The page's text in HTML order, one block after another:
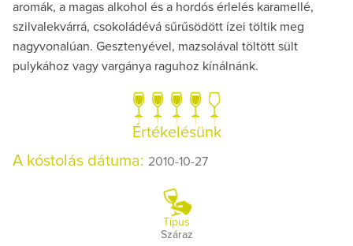
aromák, a magas alkohol és a hordós érlelés karamellé,
szilvalekvárrá, csokoládévá sűrűsödött ízei töltik meg
nagyvonalúan. Gesztenyével, mazsolával töltött sült
pulykához vagy vargánya raguhoz kínálnánk.
Értékelésünk
A kóstolás dátuma: 2010-10-27
Típus
Száraz